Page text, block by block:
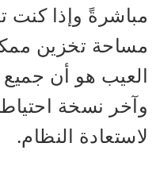
مباشرةً وإذا
مساحة تخزين
العيب هو أن
وآخر نسخة
لاستعادة النظام.